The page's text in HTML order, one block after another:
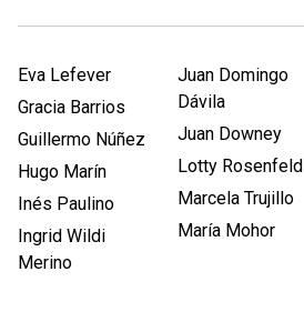
Eva Lefever
Gracia Barrios
Guillermo Núñez
Hugo Marín
Inés Paulino
Ingrid Wildi
Merino
Juan Domingo
Dávila
Juan Downey
Lotty Rosenfeld
Marcela Trujillo
María Mohor